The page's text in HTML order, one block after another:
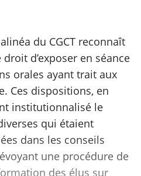
du CGCT reconnaît
d’exposer en séance
orales ayant trait aux
Ces dispositions, en
institutionnalisé le
qui étaient
dans les conseils
une procédure de
des élus sur